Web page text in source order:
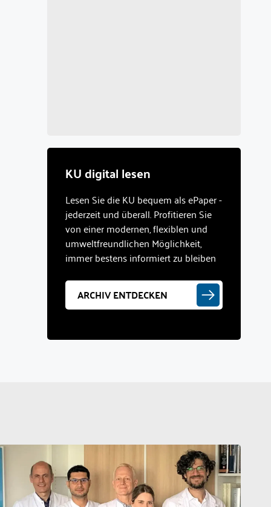
KU digital lesen
Lesen Sie die KU bequem als ePaper -
jederzeit und überall. Profitieren Sie
von einer modernen, flexiblen und
umweltfreundlichen Möglichkeit,
immer bestens informiert zu bleiben
ARCHIV ENTDECKEN